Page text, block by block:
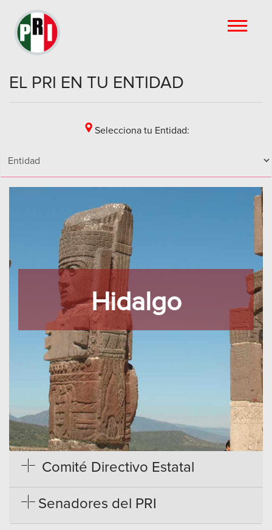
EL PRI EN TU ENTIDAD
Selecciona tu Entidad:
Hidalgo
Comité Directivo Estatal
Senadores del PRI